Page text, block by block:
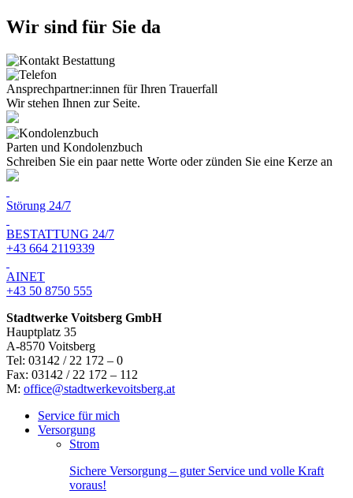
Wir sind für Sie da
Ansprechpartner:innen für Ihren Trauerfall
Wir stehen Ihnen zur Seite.
Parten und Kondolenzbuch
Schreiben Sie ein paar nette Worte oder zünden Sie eine Kerze an
Störung 24/7
BESTATTUNG 24/7
+43 664 2119339
AINET
+43 50 8750 555
Stadtwerke Voitsberg GmbH
Hauptplatz 35
A-8570 Voitsberg
Tel: 03142 / 22 172 – 0
Fax: 03142 / 22 172 – 112
M: office@stadtwerkevoitsberg.at
Service für mich
Versorgung
Strom
Sichere Versorgung – guter Service und volle Kraft
voraus!